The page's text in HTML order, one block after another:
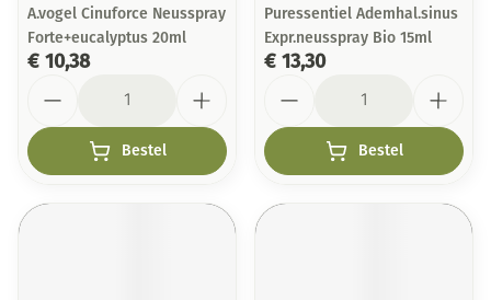
A.vogel Cinuforce Neusspray
Forte+eucalyptus 20ml
€ 10,38
Bestel
Puressentiel Ademhal.sinus
Expr.neusspray Bio 15ml
€ 13,30
Bestel